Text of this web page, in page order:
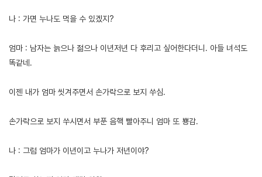
나 : 가면 누나도 먹을 수 있겠지?
엄마 : 남자는 늙으나 젊으나 이년저년 다 후리고 싶어한다더니. 아들 녀석도
똑같네.
이젠 내가 엄마 씻겨주면서 손가락으로 보지 쑤심.
손가락으로 보지 쑤시면서 부푼 음핵 빨아주니 엄마 또 뿅감.
나 : 그럼 엄마가 이년이고 누나가 저년이야?